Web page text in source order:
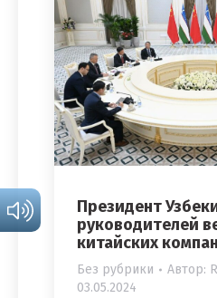
Президент
руководителей
китайских
Без рубрики Автор:
03.05.2024